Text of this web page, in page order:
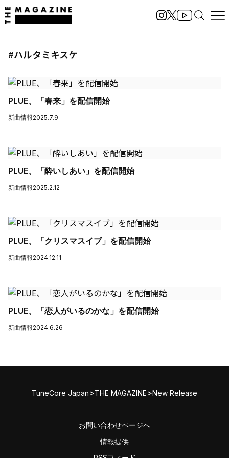
#ハルタミキスケ
PLUE、「春来」を配信開始
新曲情報2025.7.9
PLUE、「酔いしあい」を配信開始
新曲情報2025.2.12
PLUE、「クリスマスイブ」を配信開始
新曲情報2024.12.11
PLUE、「恋人がいるのかな」を配信開始
新曲情報2024.6.26
TuneCore Japan>THE MAGAZINE>New Release
お問い合わせページへ
情報提供